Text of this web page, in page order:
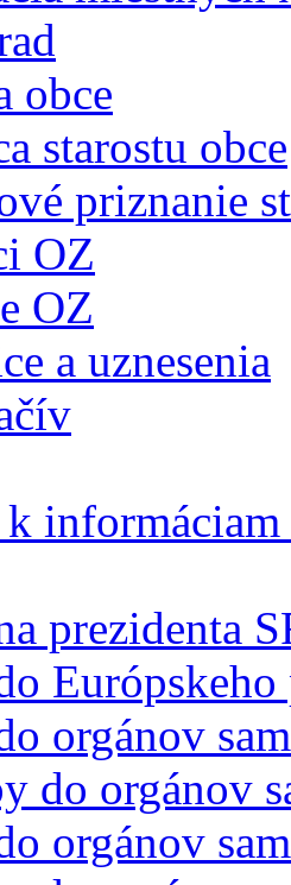
obce
starostu obce
priznanie
OZ
OZ
a uznesenia
prezidenta
Európskeho
orgánov
do orgánov
orgánov